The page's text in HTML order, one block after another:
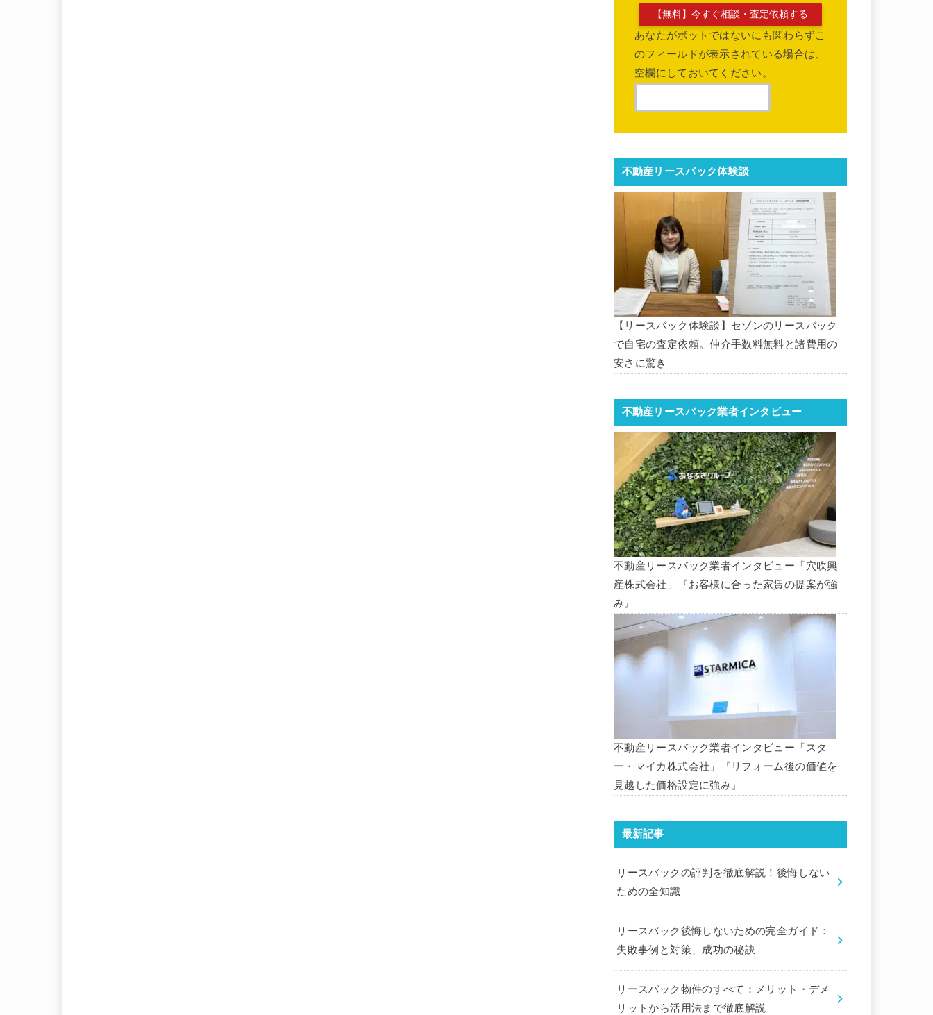
あなたがボットではないにも関わらずこ
のフィールドが表示されている場合は、
空欄にしておいてください。
不動産リースバック体験談
【リースバック体験談】セゾンのリースバック
で自宅の査定依頼。仲介手数料無料と諸費用の
安さに驚き
不動産リースバック業者インタビュー
不動産リースバック業者インタビュー「穴吹興
産株式会社」『お客様に合った家賃の提案が強
み』
不動産リースバック業者インタビュー「スタ
ー・マイカ株式会社」『リフォーム後の価値を
見越した価格設定に強み』
最新記事
リースバックの評判を徹底解説！後悔しない
ための全知識
リースバック後悔しないための完全ガイド：
失敗事例と対策、成功の秘訣
リースバック物件のすべて：メリット・デメ
リットから活用法まで徹底解説